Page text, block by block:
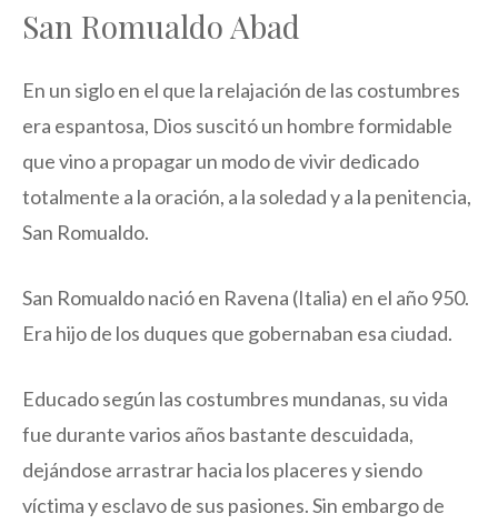
San Romualdo Abad
En un siglo en el que la relajación de las costumbres
era espantosa, Dios suscitó un hombre formidable
que vino a propagar un modo de vivir dedicado
totalmente a la oración, a la soledad y a la penitencia,
San Romualdo.
San Romualdo nació en Ravena (Italia) en el año 950.
Era hijo de los duques que gobernaban esa ciudad.
Educado según las costumbres mundanas, su vida
fue durante varios años bastante descuidada,
dejándose arrastrar hacia los placeres y siendo
víctima y esclavo de sus pasiones. Sin embargo de